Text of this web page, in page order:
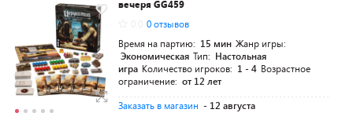
вечеря GG459
0 отзывов
Время на партию: 15 мин Жанр игры:
Экономическая Тип: Настольная
игра Количество игроков: 1 - 4 Возрастное
ограничение: от 12 лет
Заказать в магазин - 12 августа